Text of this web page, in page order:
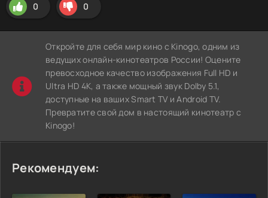
0 0
Откройте для себя мир кино с Kinogo, одним из
ведущих онлайн-кинотеатров России! Оцените
превосходное качество изображения Full HD и
Ultra HD 4K, а также мощный звук Dolby 5.1,
доступные на ваших Smart TV и Android TV.
Превратите свой дом в настоящий кинотеатр с
Kinogo!
Рекомендуем: